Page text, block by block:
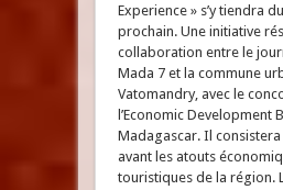
Experience » s’y tiendra
prochain. Une initiative
collaboration entre le
Mada 7 et la commune
Vatomandry, avec le
l’Economic Development
Madagascar. Il
avant les atouts
touristiques de la région.